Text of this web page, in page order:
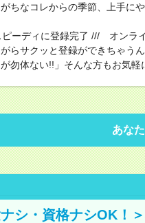
ちなコレからの季節、上手に
ピーディに登録完了 /// オンラ
がらサクッと登録ができちゃう
勿体ない!!」そんな方もお気軽
あな
ナシ・資格ナシOK！